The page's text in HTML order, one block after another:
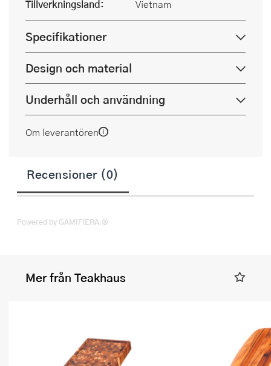
Tillverkningsland:
Vietnam
Specifikationer
Design och material
Underhåll och användning
Om leverantören
Recensioner (0)
Powered by GAMIFIERA.®
Mer från Teakhaus